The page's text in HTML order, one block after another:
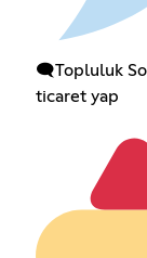
🗨️Topluluk
ticaret yap